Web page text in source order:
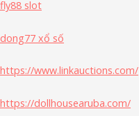
fly88 slot
dong77 xổ số
https://www.linkauctions.com/
https://dollhousearuba.com/